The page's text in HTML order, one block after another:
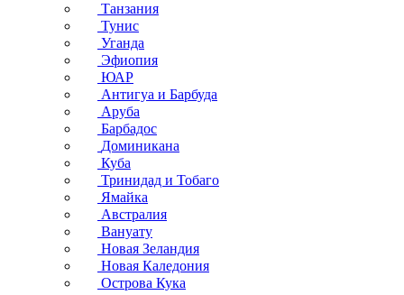
Танзания
Тунис
Уганда
Эфиопия
ЮАР
Антигуа и Барбуда
Аруба
Барбадос
Доминикана
Куба
Тринидад и Тобаго
Ямайка
Австралия
Вануату
Новая Зеландия
Новая Каледония
Острова Кука